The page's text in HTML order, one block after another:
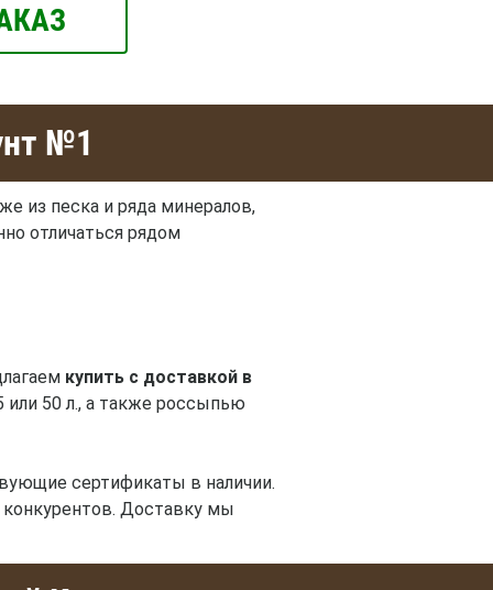
№1
из песка и ряда минералов,
отличаться рядом
купить с доставкой в
или 50 л., а также россыпью
сертификаты в наличии.
Доставку мы